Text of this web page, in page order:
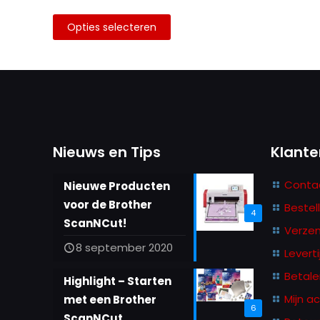
Opties selecteren
Dit
optie
worden
de
productpagina
Nieuws en Tips
4
Nieuwe Producten
voor de Brother
ScanNCut!
8 september 2020
6
Highlight – Starten
met een Brother
Mijn